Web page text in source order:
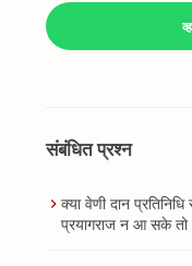
संबंधित प्रश्न
क्या वेणी दान
प्रयागराज न आ सके तो